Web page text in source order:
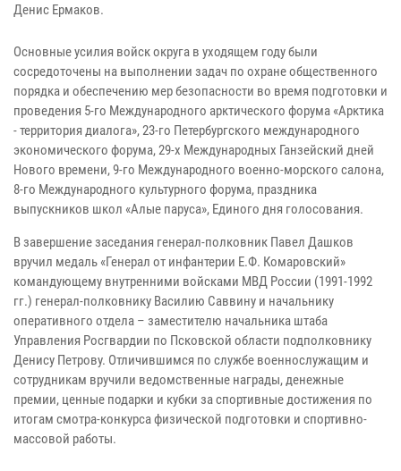
Денис Ермаков.
Основные усилия войск округа в уходящем году были
сосредоточены на выполнении задач по охране общественного
порядка и обеспечению мер безопасности во время подготовки и
проведения 5-го Международного арктического форума «Арктика
- территория диалога», 23-го Петербургского международного
экономического форума, 29-х Международных Ганзейский дней
Нового времени, 9-го Международного военно-морского салона,
8-го Международного культурного форума, праздника
выпускников школ «Алые паруса», Единого дня голосования.
В завершение заседания генерал-полковник Павел Дашков
вручил медаль «Генерал от инфантерии Е.Ф. Комаровский»
командующему внутренними войсками МВД России (1991-1992
гг.) генерал-полковнику Василию Саввину и начальнику
оперативного отдела – заместителю начальника штаба
Управления Росгвардии по Псковской области подполковнику
Денису Петрову. Отличившимся по службе военнослужащим и
сотрудникам вручили ведомственные награды, денежные
премии, ценные подарки и кубки за спортивные достижения по
итогам смотра-конкурса физической подготовки и спортивно-
массовой работы.